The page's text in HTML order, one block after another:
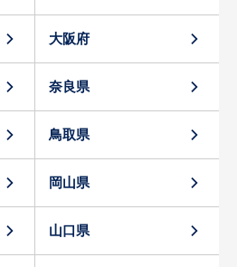
大阪府
奈良県
鳥取県
岡山県
山口県